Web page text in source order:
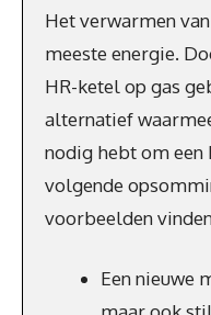
Het verwarmen
meeste energie.
HR-ketel op gas
alternatief
nodig hebt om een
volgende
voorbeelden
Een nieuwe